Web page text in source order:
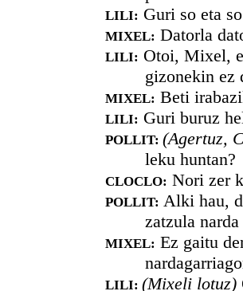
LILI: Guri so eta
MIXEL: Datorla
LILI: Otoi, Mixel,
gizonekin ez
MIXEL: Beti
LILI: Guri buruz
POLLIT: (Agertuz,
leku huntan?
CLOCLO: Nori zer
POLLIT: Alki hau,
zatzula
MIXEL: Ez gaitu
LILI: (Mixeli lotuz)